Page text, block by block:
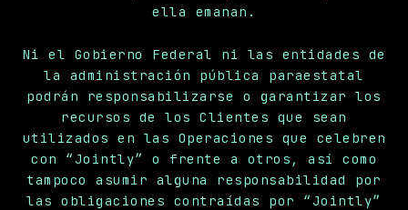
ella emanan.
Ni el Gobierno Federal ni las entidades de
la administración pública paraestatal
podrán responsabilizarse o garantizar los
recursos de los Clientes que sean
utilizados en las Operaciones que celebren
con “Jointly” o frente a otros, así como
tampoco asumir alguna responsabilidad por
las obligaciones contraídas por “Jointly”